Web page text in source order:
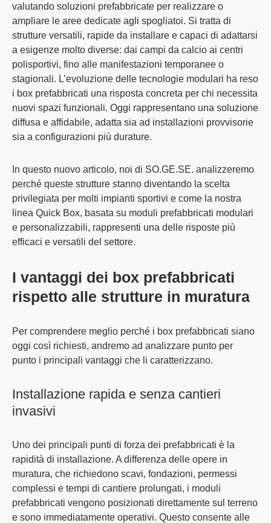
valutando soluzioni prefabbricate per realizzare o
ampliare le aree dedicate agli spogliatoi. Si tratta di
strutture versatili, rapide da installare e capaci di adattarsi
a esigenze molto diverse: dai campi da calcio ai centri
polisportivi, fino alle manifestazioni temporanee o
stagionali. L’evoluzione delle tecnologie modulari ha reso
i box prefabbricati una risposta concreta per chi necessita
nuovi spazi funzionali. Oggi rappresentano una soluzione
diffusa e affidabile, adatta sia ad installazioni provvisorie
sia a configurazioni più durature.
In questo nuovo articolo, noi di SO.GE.SE. analizzeremo
perché queste strutture stanno diventando la scelta
privilegiata per molti impianti sportivi e come la nostra
linea Quick Box, basata su moduli prefabbricati modulari
e personalizzabili, rappresenti una delle risposte più
efficaci e versatili del settore.
I vantaggi dei box prefabbricati
rispetto alle strutture in muratura
Per comprendere meglio perché i box prefabbricati siano
oggi così richiesti, andremo ad analizzare punto per
punto i principali vantaggi che li caratterizzano.
Installazione rapida e senza cantieri
invasivi
Uno dei principali punti di forza dei prefabbricati è la
rapidità di installazione. A differenza delle opere in
muratura, che richiedono scavi, fondazioni, permessi
complessi e tempi di cantiere prolungati, i moduli
prefabbricati vengono posizionati direttamente sul terreno
e sono immediatamente operativi. Questo consente alle